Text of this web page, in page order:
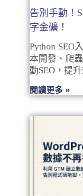
告別手動！
字金礦！
Python SEO
本開發、爬
動SEO，提
閱讀更多 »